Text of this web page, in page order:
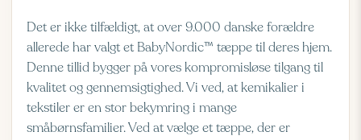
Det er ikke tilfældigt, at over 9.000 danske forældre
allerede har valgt et BabyNordic™ tæppe til deres hjem.
Denne tillid bygger på vores kompromisløse tilgang til
kvalitet og gennemsigtighed. Vi ved, at kemikalier i
tekstiler er en stor bekymring i mange
småbørnsfamilier. Ved at vælge et tæppe, der er